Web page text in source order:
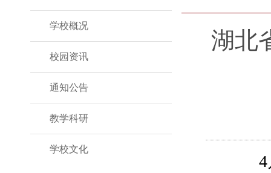
学校概况
校园资讯
通知公告
教学科研
学校文化
湖北
4月